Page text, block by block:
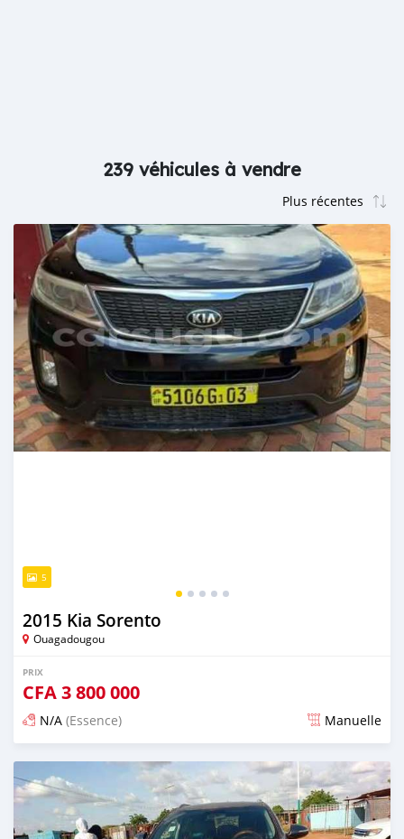
239 véhicules à vendre
5
2015 Kia Sorento
Ouagadougou
PRIX
CFA3 800 000
N/A (Essence) Manuelle
Publié il y a environ 8 heures